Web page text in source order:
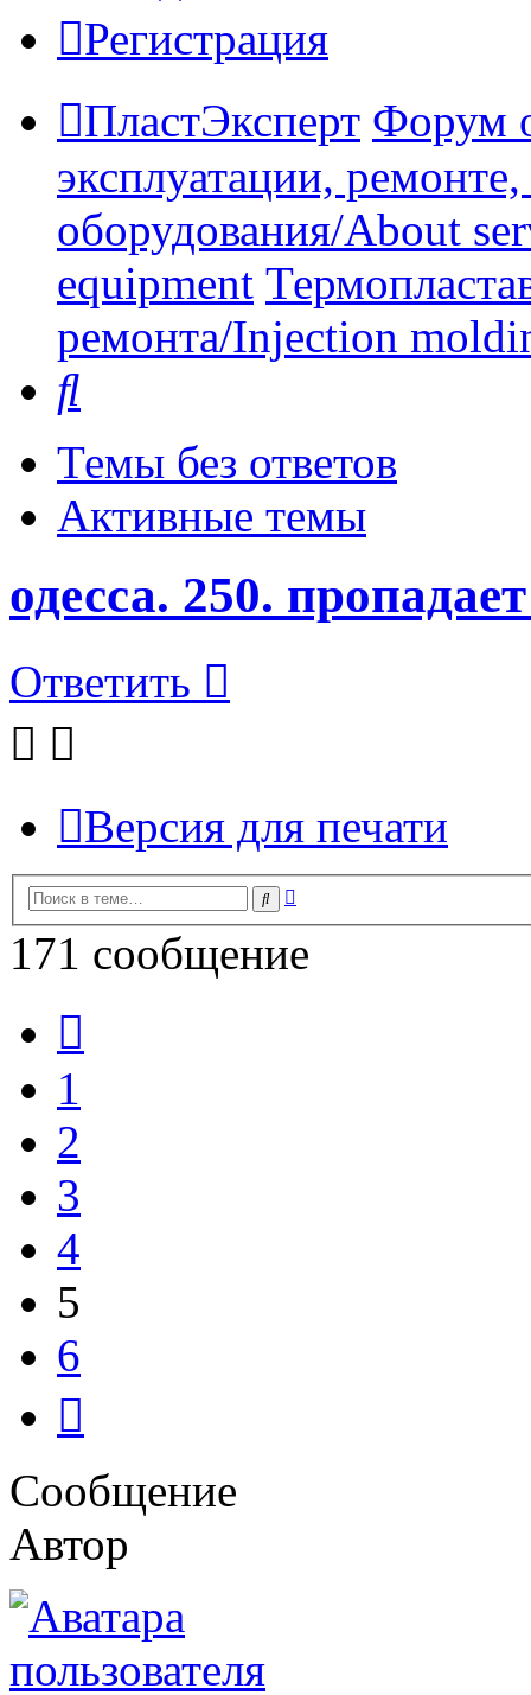
Регистрация
ПластЭксперт Форум
эксплуатации,
оборудования/About
equipment
ремонта/Injection
Темы без ответов
Активные темы
одесса. 250.
Ответить
Версия для печати
Поиск
171 сообщение
1
2
3
4
5
6
Сообщение
Автор